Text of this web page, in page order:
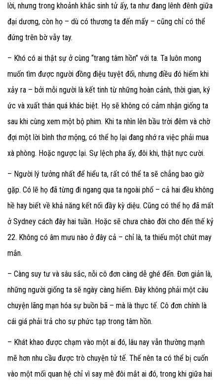
lời, nhưng trong khoảnh khắc sinh tử ấy, ta như đang lênh đênh giữa
đại dương, còn họ – dù có thương ta đến mấy – cũng chỉ có thể
đứng trên bờ vẫy tay.
– Khó có ai thật sự ở cùng “trang tâm hồn” với ta. Ta luôn mong
muốn tìm được người đồng điệu tuyệt đối, nhưng điều đó hiếm khi
xảy ra – bởi mỗi người là kết tinh từ những hoàn cảnh, thời gian, ký
ức và xuất thân quá khác biệt. Họ sẽ không có cảm nhận giống ta
sau khi cùng xem một bộ phim. Khi ta nhìn lên bầu trời đêm và chờ
đợi một lời bình thơ mộng, có thể họ lại đang nhớ ra việc phải mua
xà phòng. Hoặc ngược lại. Sự lệch pha ấy, đôi khi, thật nực cười.
– Người lý tưởng nhất để hiểu ta, rất có thể ta sẽ chẳng bao giờ
gặp. Có lẽ họ đã từng đi ngang qua ta ngoài phố – cả hai đều không
hề hay biết về khả năng kết nối đầy kỳ diệu. Cũng có thể họ đã mất
ở Sydney cách đây hai tuần. Hoặc sẽ chưa chào đời cho đến thế kỷ
22. Không có âm mưu nào ở đây cả – chỉ là, ta thiếu một chút may
mắn.
– Càng suy tư và sâu sắc, nỗi cô đơn càng dễ ghé đến. Đơn giản là,
những người giống ta sẽ ngày càng hiếm. Đây không phải một câu
chuyện lãng mạn hóa sự buồn bã – mà là thực tế. Cô đơn chính là
cái giá phải trả cho sự phức tạp trong tâm hồn.
– Khát khao được chạm vào một ai đó, lâu nay vẫn thường mạnh
mẽ hơn nhu cầu được trò chuyện tử tế. Thế nên ta có thể bị cuốn
vào một mối quan hệ chỉ vì say mê đôi mắt ai đó, trong khi giữa hai